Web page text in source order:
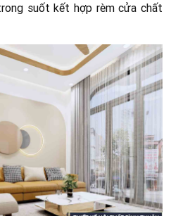
suốt kết hợp rèm cửa chất